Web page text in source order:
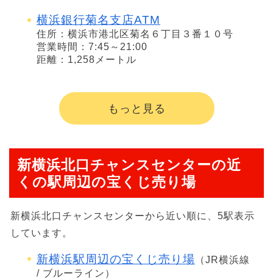
横浜銀行菊名支店ATM
住所：横浜市港北区菊名６丁目３番１０号
営業時間：7:45～21:00
距離：1,258メートル
もっと見る
新横浜北口チャンスセンターの近
くの駅周辺の宝くじ売り場
新横浜北口チャンスセンターから近い順に、5駅表示
しています。
新横浜駅周辺の宝くじ売り場 （JR横浜線
/ ブルーライン）